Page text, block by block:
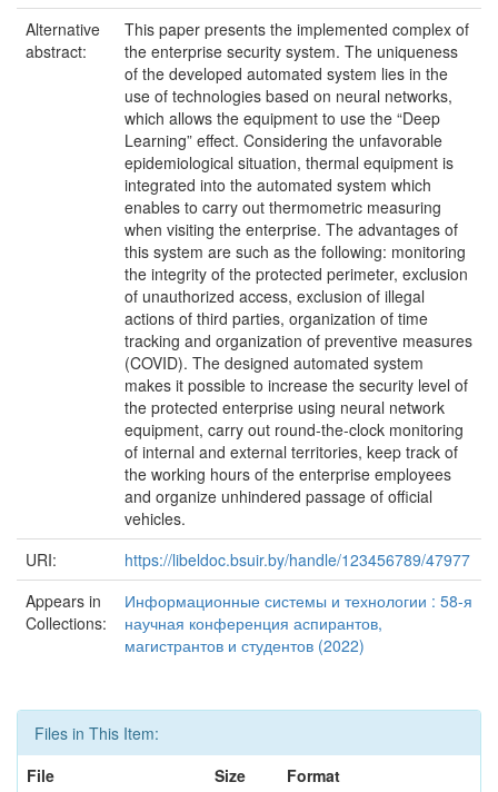
Alternative
abstract:
This paper presents the implemented complex of
the enterprise security system. The uniqueness
of the developed automated system lies in the
use of technologies based on neural networks,
which allows the equipment to use the “Deep
Learning” effect. Considering the unfavorable
epidemiological situation, thermal equipment is
integrated into the automated system which
enables to carry out thermometric measuring
when visiting the enterprise. The advantages of
this system are such as the following: monitoring
the integrity of the protected perimeter, exclusion
of unauthorized access, exclusion of illegal
actions of third parties, organization of time
tracking and organization of preventive measures
(COVID). The designed automated system
makes it possible to increase the security level of
the protected enterprise using neural network
equipment, carry out round-the-clock monitoring
of internal and external territories, keep track of
the working hours of the enterprise employees
and organize unhindered passage of official
vehicles.
URI:
https://libeldoc.bsuir.by/handle/123456789/47977
Appears in
Collections:
Информационные системы и технологии : 58-я
научная конференция аспирантов,
магистрантов и студентов (2022)
Files in This Item:
File
Size Format